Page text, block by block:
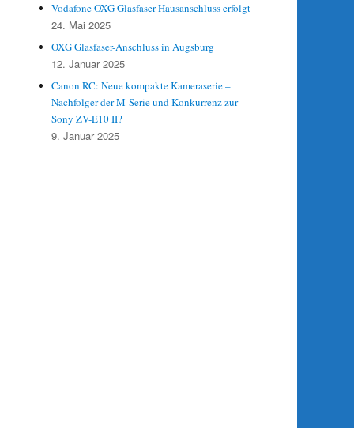
Vodafone OXG Glasfaser Hausanschluss erfolgt
24. Mai 2025
OXG Glasfaser-Anschluss in Augsburg
12. Januar 2025
Canon RC: Neue kompakte Kameraserie –
Nachfolger der M-Serie und Konkurrenz zur
Sony ZV-E10 II?
9. Januar 2025